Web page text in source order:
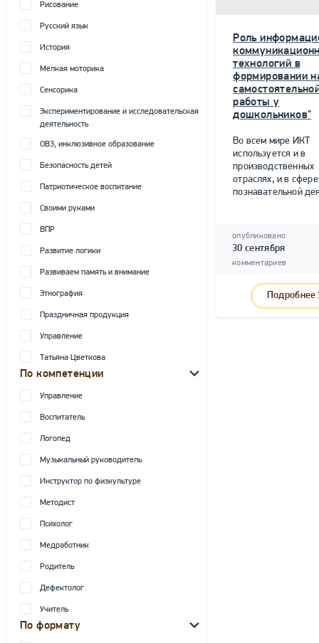
Рисование
Русский язык
История
Мелкая моторика
Сенсорика
Экспериментирование и исследовательская
деятельность
ОВЗ, инклюзивное образование
Безопасность детей
Патриотическое воспитание
Своими руками
ВПР
Развитие логики
Развиваем память и внимание
Этнография
Праздничная продукция
Управление
Татьяна Цветкова
По компетенции
Управление
Воспитатель
Логопед
Музыкальный руководитель
Инструктор по физкультуре
Методист
Психолог
Медработник
Родитель
Дефектолог
Учитель
По формату
Роль
технологий в
формировании
работы у
дошкольников"
Во всем мире ИКТ
используется и в
производственных
отраслях, и в сфере
познавательной
опубликовано
30 сентября
комментариев
Подробнее